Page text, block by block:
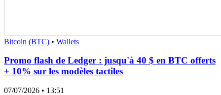
Bitcoin (BTC) • Wallets
Promo flash de Ledger : jusqu'à 40 $ en BTC offerts
+ 10% sur les modèles tactiles
07/07/2026 • 13:51